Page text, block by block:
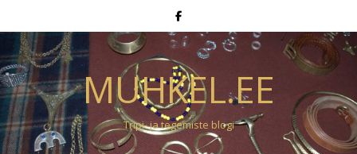
MUHKEL.EE
Tripi- ja tegemiste blogi